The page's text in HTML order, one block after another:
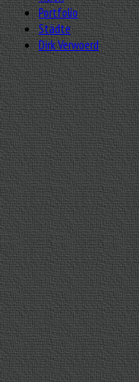
Portfolio
Städte
Dirk Verwoerd